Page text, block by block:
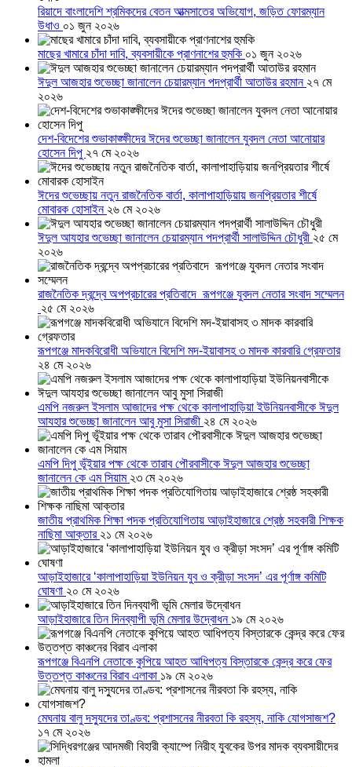
রিয়াদে বাংলাদেশি শ্রমিকদের বেতন আত্মসাতের অভিযোগ, জড়িত ফোরম্যান
উধাও ০১ জুন ২০২৬
মাছের খামারে চাঁদা দাবি, ব্যবসায়ীকে প্রাণনাশের হুমকি ০১ জুন ২০২৬
ঈদুল আজহার শুভেচ্ছা জানালেন চেয়ারম্যান পদপ্রার্থী আতাউর রহমান ২৭ মে
২০২৬
দেশ-বিদেশের শুভাকাঙ্ক্ষীদের ঈদের শুভেচ্ছা জানালেন যুবদল নেতা আনোয়ার
হোসেন দিপু ২৭ মে ২০২৬
ঈদের শুভেচ্ছায় নতুন রাজনৈতিক বার্তা, কালাপাহাড়িয়ায় জনপ্রিয়তার শীর্ষে
মোবারক হোসাইন ২৬ মে ২০২৬
ঈদুল আযহার শুভেচ্ছা জানালেন চেয়ারম্যান পদপ্রার্থী সালাউদ্দিন চৌধুরী ২৫ মে
২০২৬
রাজনৈতিক দ্বন্দ্বে অপপ্রচারের প্রতিবাদে ‎রূপগঞ্জে যুবদল নেতার সংবাদ সম্মেলন
২৫ মে ২০২৬
রূপগঞ্জে মাদকবিরোধী অভিযানে বিদেশি মদ-ইয়াবাসহ ৩ মাদক কারবারি গ্রেফতার
২৪ মে ২০২৬
এমপি নজরুল ইসলাম আজাদের পক্ষ থেকে কালাপাহাড়িয়া ইউনিয়নবাসীকে ঈদুল
আযহার শুভেচ্ছা জানালেন আবু মুসা সিরাজী ২৪ মে ২০২৬
এমপি দিপু ভূঁইয়ার পক্ষ থেকে তারাব পৌরবাসীকে ঈদুল আজহার শুভেচ্ছা
জানালেন কে এম সিয়াম ২৩ মে ২০২৬
জাতীয় প্রাথমিক শিক্ষা পদক প্রতিযোগিতায় আড়াইহাজারে শ্রেষ্ঠ সহকারী শিক্ষক
নাছিমা আক্তার ২১ মে ২০২৬
আড়াইহাজারে ‘কালাপাহাড়িয়া ইউনিয়ন যুব ও ক্রীড়া সংসদ’ এর পূর্ণাঙ্গ কমিটি
ঘোষণা ২০ মে ২০২৬
আড়াইহাজারে তিন দিনব্যাপী ভূমি মেলার উদ্বোধন ১৯ মে ২০২৬
রূপগঞ্জে বিএনপি নেতাকে কুপিয়ে আহত আধিপত্য বিস্তারকে কেন্দ্র করে ফের
উত্তপ্ত কাঞ্চনের বিরাব এলাকা ১৯ মে ২০২৬
মেঘনায় বালু দস্যুদের তাণ্ডব: প্রশাসনের নীরবতা কি রহস্য, নাকি যোগসাজশ?
১৭ মে ২০২৬